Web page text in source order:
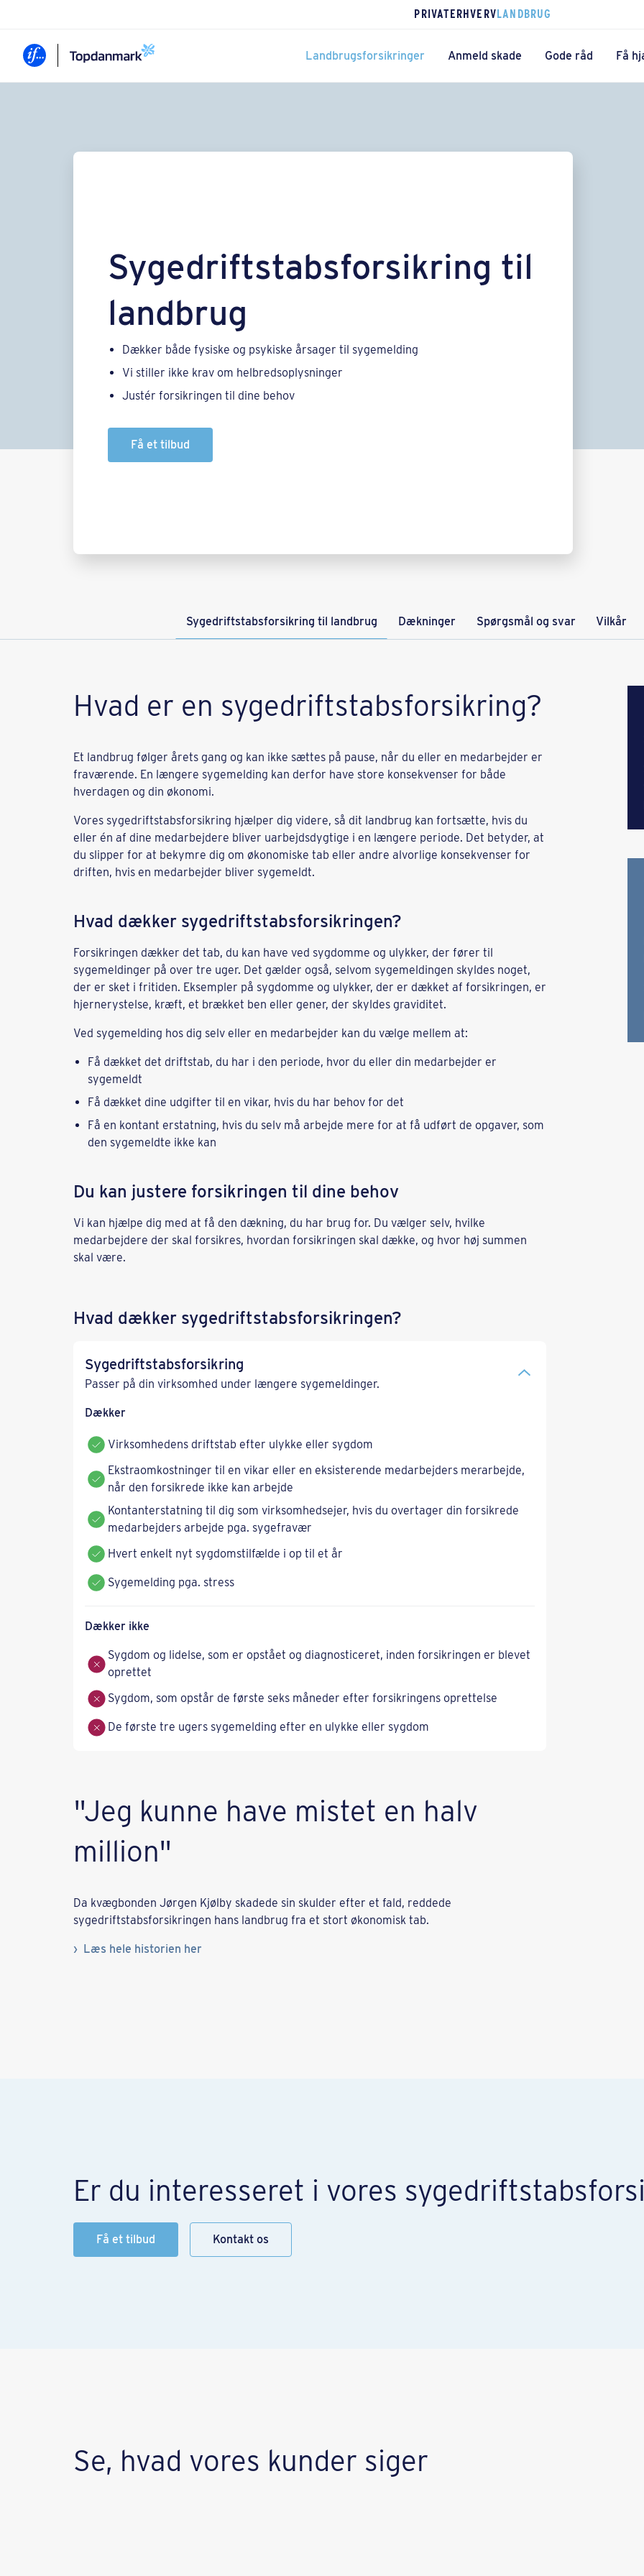
PRIVATERHVERVLANDBRUG
Landbrugsforsikringer Anmeld skade Gode råd Få
Syge­driftstabs­forsikring til
landbrug
Dækker både fysiske og psykiske årsager til sygemelding
Vi stiller ikke krav om helbredsoplysninger
Justér forsikringen til dine behov
Få et tilbud
Syge­driftstabs­forsikring til landbrug Dækninger Spørgsmål og svar Vilkår
Hvad er en sygedriftstabsforsikring?
Et landbrug følger årets gang og kan ikke sættes på pause, når du eller en medarbejder er
fraværende. En længere sygemelding kan derfor have store konsekvenser for både
hverdagen og din økonomi.
Vores sygedriftstabsforsikring hjælper dig videre, så dit landbrug kan fortsætte, hvis du
eller én af dine medarbejdere bliver uarbejdsdygtige i en længere periode. Det betyder, at
du slipper for at bekymre dig om økonomiske tab eller andre alvorlige konsekvenser for
driften, hvis en medarbejder bliver sygemeldt.
Hvad dækker sygedriftstabsforsikringen?
Forsikringen dækker det tab, du kan have ved sygdomme og ulykker, der fører til
sygemeldinger på over tre uger. Det gælder også, selvom sygemeldingen skyldes noget,
der er sket i fritiden. Eksempler på sygdomme og ulykker, der er dækket af forsikringen, er
hjernerystelse, kræft, et brækket ben eller gener, der skyldes graviditet.
Ved sygemelding hos dig selv eller en medarbejder kan du vælge mellem at:
Få dækket det driftstab, du har i den periode, hvor du eller din medarbejder er
sygemeldt
Få dækket dine udgifter til en vikar, hvis du har behov for det
Få en kontant erstatning, hvis du selv må arbejde mere for at få udført de opgaver, som
den sygemeldte ikke kan
Du kan justere forsikringen til dine behov
Vi kan hjælpe dig med at få den dækning, du har brug for. Du vælger selv, hvilke
medarbejdere der skal forsikres, hvordan forsikringen skal dække, og hvor høj summen
skal være.
Hvad dækker sygedriftstabsforsikringen?
Sygedriftstabsforsikring
Passer på din virksomhed under længere sygemeldinger.
Dækker
Virksomhedens driftstab efter ulykke eller sygdom
Ekstraomkostninger til en vikar eller en eksisterende medarbejders merarbejde,
når den forsikrede ikke kan arbejde
Kontanterstatning til dig som virksomhedsejer, hvis du overtager din forsikrede
medarbejders arbejde pga. sygefravær
Hvert enkelt nyt sygdomstilfælde i op til et år
Sygemelding pga. stress
Dækker ikke
Sygdom og lidelse, som er opstået og diagnosticeret, inden forsikringen er blevet
oprettet
Sygdom, som opstår de første seks måneder efter forsikringens oprettelse
De første tre ugers sygemelding efter en ulykke eller sygdom
"Jeg kunne have mistet en halv
million"
Da kvægbonden Jørgen Kjølby skadede sin skulder efter et fald, reddede
sygedriftstabsforsikringen hans landbrug fra et stort økonomisk tab.
Læs hele historien her
Er du interesseret i vores
Få et tilbud Kontakt os
Se, hvad vores kunder siger